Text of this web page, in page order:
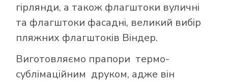
гірлянди, а також флагштоки вуличні
та флагштоки фасадні, великий вибір
пляжних флагштоків Віндер.
Виготовляємо прапори термо-
сублімаційним друком, адже він